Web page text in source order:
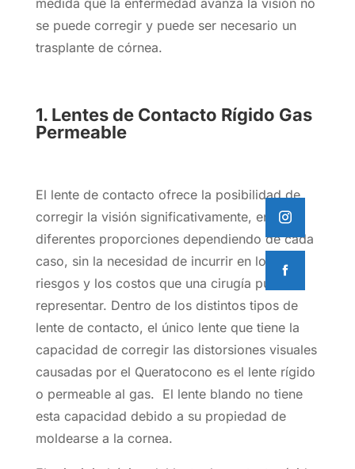
se puede corregir y puede ser necesario un
trasplante de córnea.
1.Lentes de Contacto Rígido Gas
Permeable
El lente de contacto ofrece la posibilidad de
corregir la visión significativamente, en
diferentes proporciones dependiendo de cada
caso, sin la necesidad de incurrir en los
riesgos y los costos que una cirugía puede
representar. Dentro de los distintos tipos de
lente de contacto, el único lente que tiene la
capacidad de corregir las distorsiones visuales
causadas por el Queratocono es el lente rígido
o permeable al gas. El lente blando no tiene
esta capacidad debido a su propiedad de
moldearse a la cornea.